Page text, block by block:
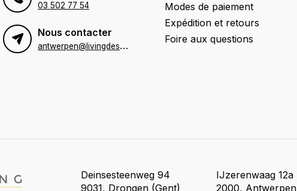
03 502 77 54
Nous contacter
a
ntwerpen@livingdesign.be
Modes de paiement
Expédition et retours
Foire aux questions
Deinsesteenweg 94
9031, Drongen (Gent)
IJzerenwaag 12a
2000, Antwerpen